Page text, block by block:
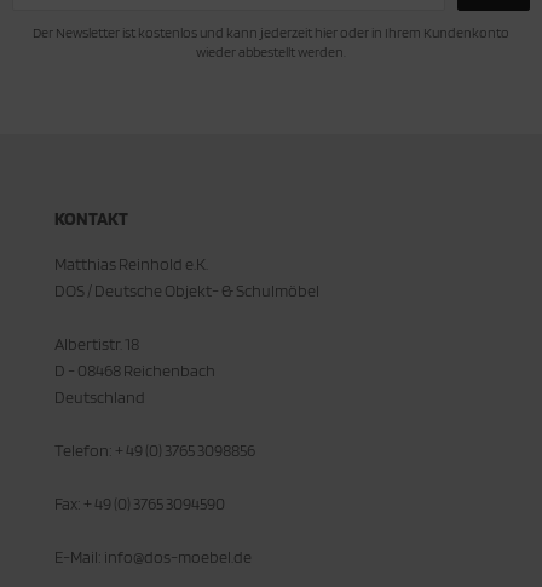
Der Newsletter ist kostenlos und kann jederzeit hier oder in Ihrem Kundenkonto
wieder abbestellt werden.
KONTAKT
Matthias Reinhold e.K.
DOS / Deutsche Objekt- & Schulmöbel
Albertistr. 18
D - 08468 Reichenbach
Deutschland
Telefon: + 49 (0) 3765 3098856
Fax: + 49 (0) 3765 3094590
E-Mail: info@dos-moebel.de